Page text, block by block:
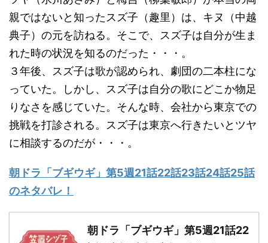
親ではないと知ったスズ子（趣里）は、キヌ（中越
典子）の元を訪ねる。そこで、スズ子は自分が生ま
れた時の状況を知るのだった・・・。
３年後、スズ子は歌が認められ、劇団の二本柱にな
っていた。しかし、スズ子は自分の歌にどこか物足
りなさを感じていた。そんな時、会社から東京での
挑戦を打診される。スズ子は東京へ行きたいとツヤ
に相談するのだが・・・。
朝ドラ「ブギウギ」第5週21話22話23話24話25話
のネタバレ！
朝ドラ「ブギウギ」第5週21話22